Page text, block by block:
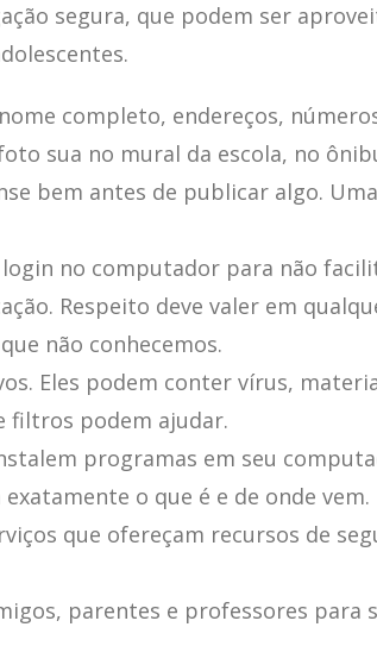
segura, que podem ser
completo, endereços,
sua no mural da escola, no
bem antes de publicar algo.
login no computador para não
Respeito deve valer em
não conhecemos.
Eles podem conter vírus,
filtros podem ajudar.
programas em seu
o que é e de onde vem.
que ofereçam recursos de
parentes e professores
infância conectada e livre da